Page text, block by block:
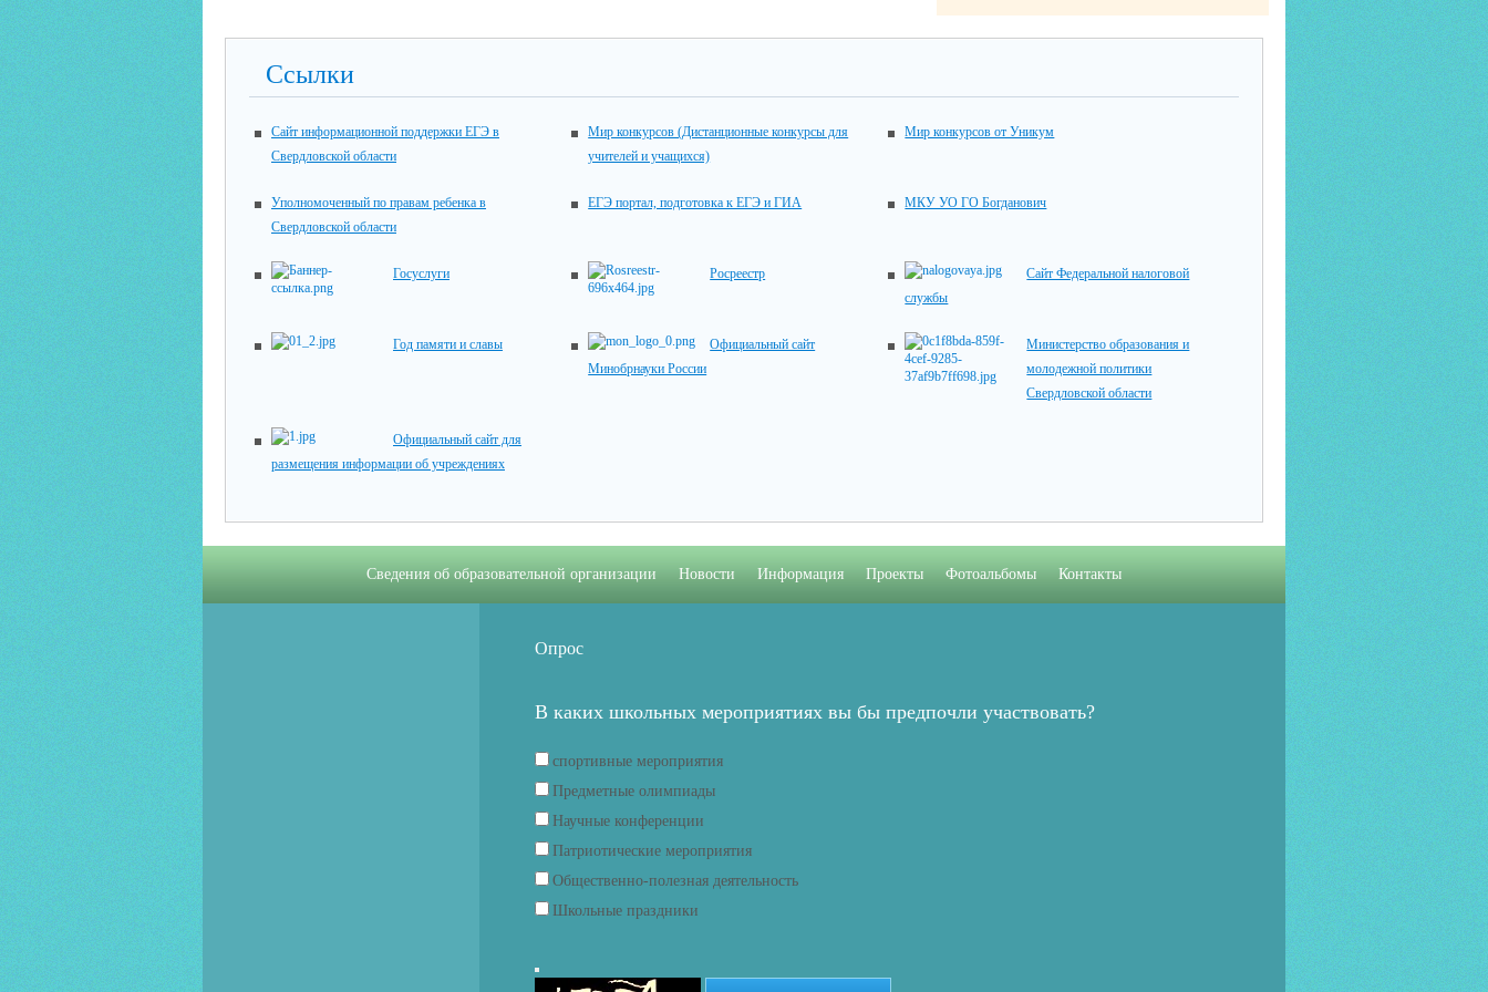
Ссылки
Сайт информационной поддержки ЕГЭ в
Свердловской области
Мир конкурсов (Дистанционные конкурсы для
учителей и учащихся)
Мир конкурсов от Уникум
Уполномоченный по правам ребенка в
Свердловской области
ЕГЭ портал, подготовка к ЕГЭ и ГИА МКУ УО ГО Богданович
Госуслуги Росреестр
Сайт Федеральной налоговой
службы
Год памяти и славы
Официальный сайт
Минобрнауки России
Министерство образования и
молодежной политики
Свердловской области
Официальный сайт для
размещения информации об учреждениях
Сведения об образовательной организации Новости Информация Проекты Фотоальбомы Контакты
Опрос
В каких школьных мероприятиях вы бы предпочли участвовать?
спортивные мероприятия
Предметные олимпиады
Научные конференции
Патриотические мероприятия
Общественно-полезная деятельность
Школьные праздники